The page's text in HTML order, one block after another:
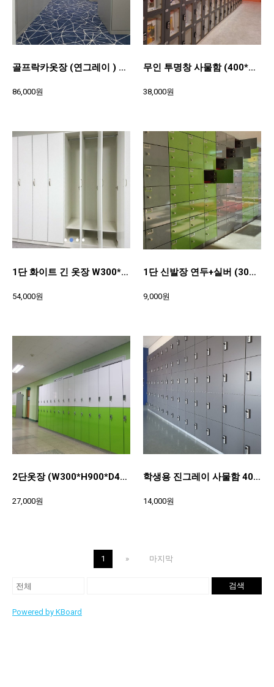
골프락카옷장 (연그레이 ) 400*1870*600)
86,000원
무인 투명창 사물함 (400*500*370)
38,000원
1단 화이트 긴 옷장 W300*D480*H1870
54,000원
1단 신발장 연두+실버 (300*200*370)
9,000원
2단옷장 (W300*H900*D490)
27,000원
학생용 진그레이 사물함 400*400*370
14,000원
1 » 마지막
검색
Powered by KBoard